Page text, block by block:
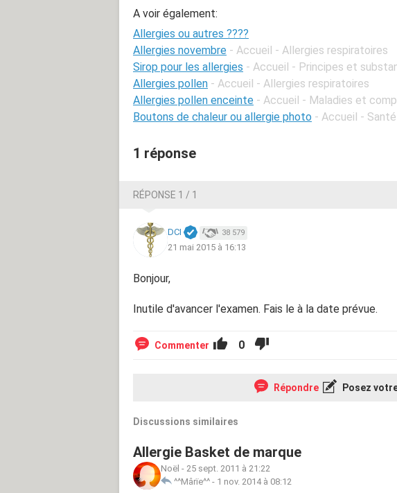
A voir également:
Allergies ou autres ????
Allergies novembre - Accueil - Allergies respiratoires
Sirop pour les allergies - Accueil - Principes et
Allergies pollen - Accueil - Allergies respiratoires
Allergies pollen enceinte - Accueil - Maladies et
Boutons de chaleur ou allergie photo - Accueil -
1 réponse
RÉPONSE 1 / 1
DCI 38 579
21 mai 2015 à 16:13
Bonjour,
Inutile d'avancer l'examen. Fais le à la date prévue.
Commenter 0
Répondre Posez
Discussions similaires
Allergie Basket de marque
Noël - 25 sept. 2011 à 21:22
^^Mârïe^^ - 1 nov. 2014 à 08:12